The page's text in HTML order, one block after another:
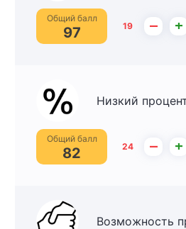
Общий балл
97 19 – +
Низкий
Общий балл
82 24 – +
Возможность